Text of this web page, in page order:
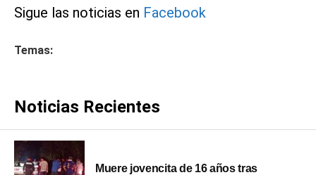
Sigue las noticias en Facebook
Temas:
Noticias Recientes
Muere jovencita de 16 años tras